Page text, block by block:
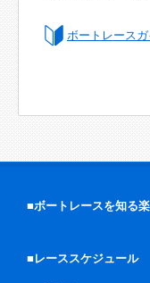
ボートレース
■ボートレースを知る
■レーススケジュール